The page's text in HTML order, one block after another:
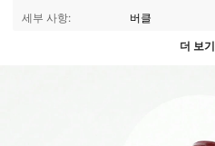
세부 사항:
버클
더 보기